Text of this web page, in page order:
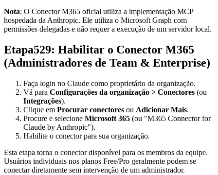
Nota: O Conector M365 oficial utiliza a implementação MCP
hospedada da Anthropic. Ele utiliza o Microsoft Graph com
permissões delegadas e não requer a execução de um servidor local.
Etapa529: Habilitar o Conector M365
(Administradores de Team & Enterprise)
Faça login no Claude como proprietário da organização.
Vá para Configurações da organização > Conectores (ou
Integrações).
Clique em Procurar conectores ou Adicionar Mais.
Procure e selecione Microsoft 365 (ou "M365 Connector for
Claude by Anthropic").
Habilite o conector para sua organização.
Esta etapa torna o conector disponível para os membros da equipe.
Usuários individuais nos planos Free/Pro geralmente podem se
conectar diretamente sem intervenção de um administrador.